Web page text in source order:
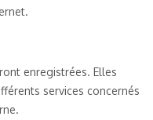
enregistrées. Elles
services concernés